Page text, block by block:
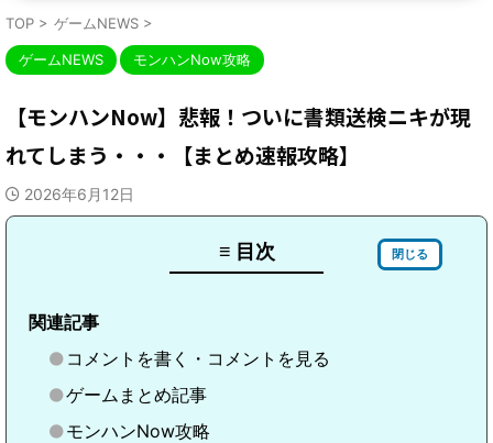
TOP > ゲームNEWS >
ゲームNEWS モンハンNow攻略
【モンハンNow】悲報！ついに書類送検ニキが現
れてしまう・・・【まとめ速報攻略】
2026年6月12日
≡ 目次 閉じる
関連記事
コメントを書く・コメントを見る
ゲームまとめ記事
モンハンNow攻略